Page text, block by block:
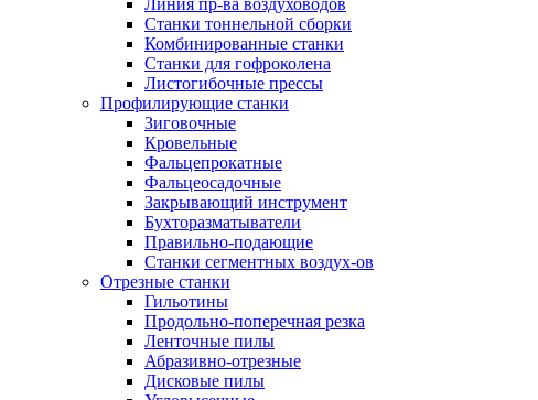
Линия пр-ва воздуховодов
Станки тоннельной сборки
Комбинированные станки
Станки для гофроколена
Листогибочные прессы
Профилирующие станки
Зиговочные
Кровельные
Фальцепрокатные
Фальцеосадочные
Закрывающий инструмент
Бухторазматыватели
Правильно-подающие
Станки сегментных воздух-ов
Отрезные станки
Гильотины
Продольно-поперечная резка
Ленточные пилы
Абразивно-отрезные
Дисковые пилы